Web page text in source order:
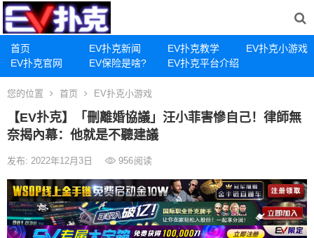
首页 EV扑克新闻 EV扑克教学
EV扑克小游戏
EV扑克官网
EV保险是啥? EV扑克平台介绍
您的位置 首页 EV扑克小游戏
【EV扑克】「刪離婚協議」汪小菲害慘自己！律師無
奈揭內幕：他就是不聽建議
发布: 2022年12月3日 956阅读